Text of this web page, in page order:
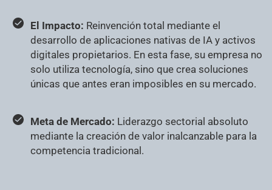
El Impacto: Reinvención total mediante el
desarrollo de aplicaciones nativas de IA y activos
digitales propietarios. En esta fase, su empresa no
solo utiliza tecnología, sino que crea soluciones
únicas que antes eran imposibles en su mercado.
Meta de Mercado: Liderazgo sectorial absoluto
mediante la creación de valor inalcanzable para la
competencia tradicional.